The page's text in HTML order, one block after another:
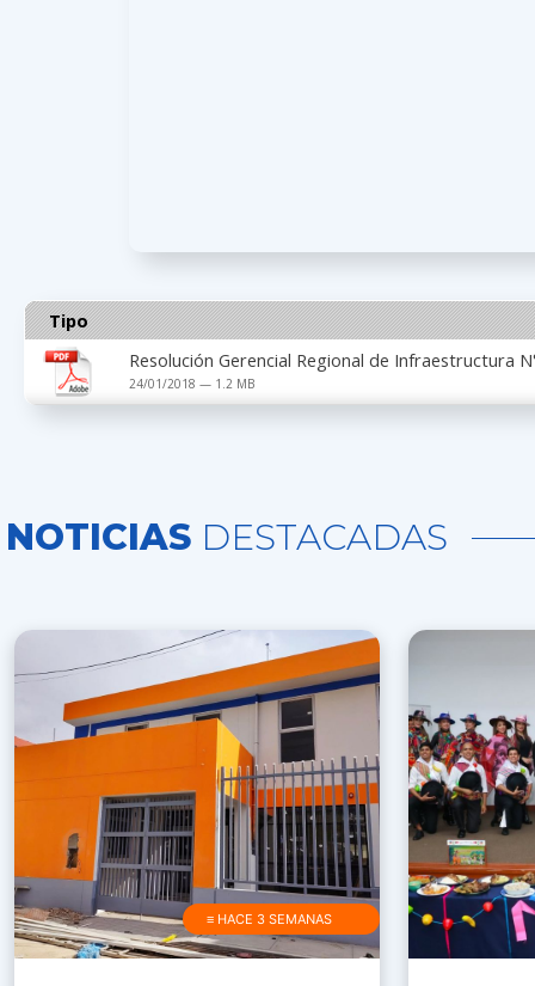
Tipo
Resolución Gerencial Regional de Infraestructura
24/01/2018 — 1.2 MB
NOTICIAS DESTACADAS
≡ HACE 3 SEMANAS